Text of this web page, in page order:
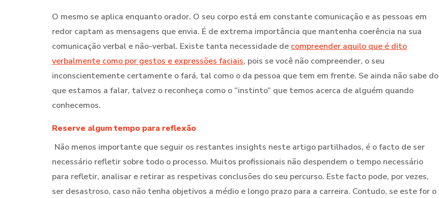
O mesmo se aplica enquanto orador. O seu corpo está em constante comunicação e as pessoas em
redor captam as mensagens que envia. É de extrema importância que mantenha coerência na sua
comunicação verbal e não-verbal. Existe tanta necessidade de compreender aquilo que é dito
verbalmente como por gestos e expressões faciais, pois se você não compreender, o seu
inconscientemente certamente o fará, tal como o da pessoa que tem em frente. Se ainda não sabe do
que estamos a falar, talvez o reconheça como o “instinto” que temos acerca de alguém quando
conhecemos.
Reserve algum tempo para reflexão
Não menos importante que seguir os restantes insights neste artigo partilhados, é o facto de ser
necessário refletir sobre todo o processo. Muitos profissionais não despendem o tempo necessário
para refletir, analisar e retirar as respetivas conclusões do seu percurso. Este facto pode, por vezes,
ser desastroso, caso não tenha objetivos a médio e longo prazo para a carreira. Contudo, se este for o